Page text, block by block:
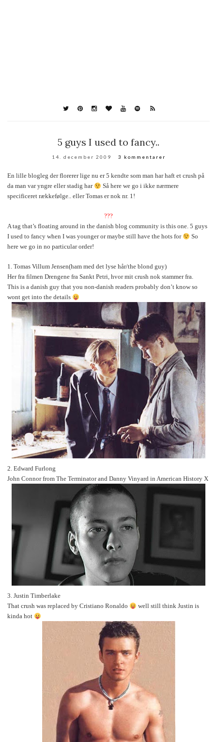
5 guys I used to fancy..
14. december 2009 3 kommentarer
En lille blogleg der florerer lige nu er 5 kendte som man har haft et crush på
da man var yngre eller stadig har
Så here we go i ikke nærmere
specificeret rækkefølge.. eller Tomas er nok nr. 1!
???
A tag that’s floating around in the danish blog community is this one. 5 guys
I used to fancy when I was younger or maybe still have the hots for
So
here we go in no particular order!
1. Tomas Villum Jensen(ham med det lyse hår/the blond guy)
Her fra filmen Drengene fra Sankt Petri, hvor mit crush nok stammer fra.
This is a danish guy that you non-danish readers probably don’t know so
wont get into the details
2. Edward Furlong
John Connor from The Terminator and Danny Vinyard in American History X
3. Justin Timberlake
That crush was replaced by Cristiano Ronaldo
well still think Justin is
kinda hot